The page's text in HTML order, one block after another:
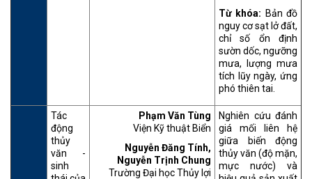
Từ khóa: Bản đồ
nguy cơ sạt lở đất,
chỉ số ổn định
sườn dốc, ngưỡng
mưa, lượng mưa
tích lũy ngày, ứng
phó thiên tai.
Tác
động
thủy
văn -
sinh
Phạm Văn Tùng
Viện Kỹ thuật Biển
Nguyễn Đăng Tính,
Nguyễn Trịnh Chung
Trường Đại học Thủy lợi
Nghiên cứu đánh
giá mối liên hệ
giữa biến động
thủy văn (độ mặn,
mực nước) và